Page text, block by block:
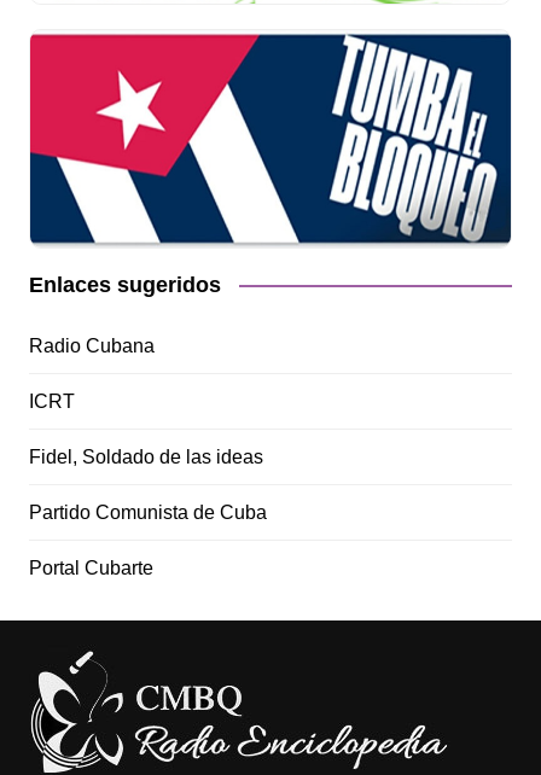
Enlaces sugeridos
Radio Cubana
ICRT
Fidel, Soldado de las ideas
Partido Comunista de Cuba
Portal Cubarte